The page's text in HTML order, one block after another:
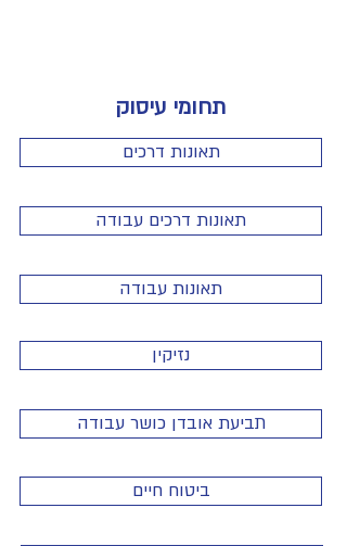
תחומי עיסוק
תאונות דרכים
תאונות דרכים עבודה
תאונות עבודה
נזיקין
תביעת אובדן כושר עבודה
ביטוח חיים